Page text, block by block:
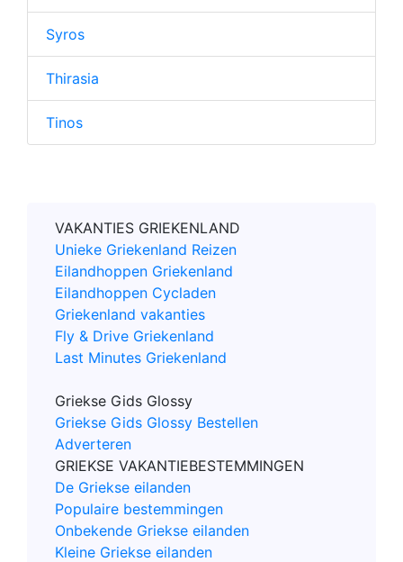
Syros
Thirasia
Tinos
VAKANTIES GRIEKENLAND
Unieke Griekenland Reizen
Eilandhoppen Griekenland
Eilandhoppen Cycladen
Griekenland vakanties
Fly & Drive Griekenland
Last Minutes Griekenland
Griekse Gids Glossy
Griekse Gids Glossy Bestellen
Adverteren
GRIEKSE VAKANTIEBESTEMMINGEN
De Griekse eilanden
Populaire bestemmingen
Onbekende Griekse eilanden
Kleine Griekse eilanden